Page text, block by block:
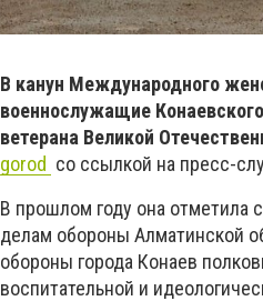
В канун Международного
военнослужащие
ветерана Великой
gorod со ссылкой на пресс-
В прошлом году она отметила
делам обороны Алматинской
обороны города Конаев
воспитательной и